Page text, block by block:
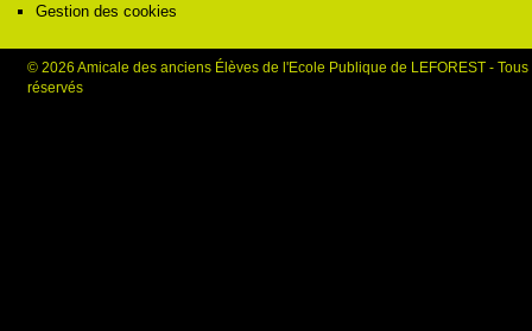
Gestion des cookies
© 2026 Amicale des anciens Élèves de l'Ecole Publique de LEFOREST - Tous
réservés